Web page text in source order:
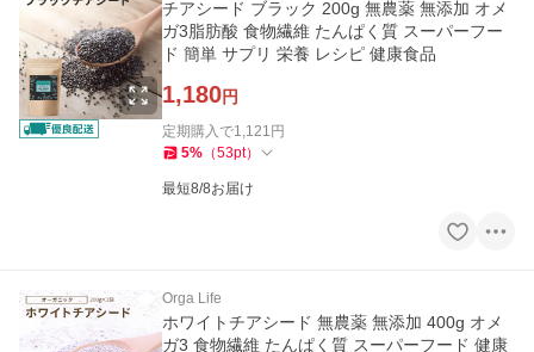
チアシード ブラック 200g 無農薬 無添加 オメ
ガ3脂肪酸 食物繊維 たんぱく質 スーパーフー
ド 簡単 サプリ 栄養 レシピ 健康食品
1,180円
定期購入で1,121 円
5% （53pt）
最短8/8お届け
Orga Life
ホワイトチアシード 無農薬 無添加 400g オメ
ガ3 食物繊維 たんぱく質 スーパーフード 健康